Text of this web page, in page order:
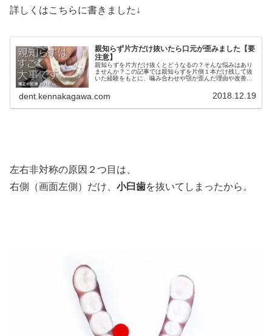
詳しくはこちらに書きました↓
親知らず片方だけ抜いたら口元が歪みました【要
注意】
親知らずを片方だけ抜くとどうなるの？そんな悩みはあり
ませんか？この記事では親知らずを片側１本だけ残して抜
いた経験をもとに、噛み合わせや顎が歪んだ理由や改善方
dent.kennakagawa.com 2018.12.19
左右非対称の原因２つ目は、
右側（画面左側）だけ、 小臼歯を抜いてしまったから。